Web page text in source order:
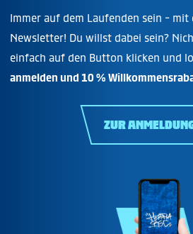
Immer auf dem Laufenden sein - mit
Newsletter! Du willst dabei sein?
einfach auf den Button klicken und
anmelden und 10 %
ZUR